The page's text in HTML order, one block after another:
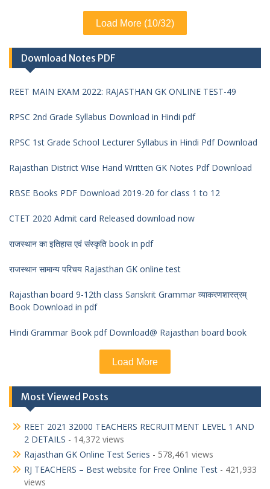
Load More (10/32)
Download Notes PDF
REET MAIN EXAM 2022: RAJASTHAN GK ONLINE TEST-49
RPSC 2nd Grade Syllabus Download in Hindi pdf
RPSC 1st Grade School Lecturer Syllabus in Hindi Pdf Download
Rajasthan District Wise Hand Written GK Notes Pdf Download
RBSE Books PDF Download 2019-20 for class 1 to 12
CTET 2020 Admit card Released download now
राजस्थान का इतिहास एवं संस्कृति book in pdf
राजस्थान सामान्य परिचय Rajasthan GK online test
Rajasthan board 9-12th class Sanskrit Grammar व्याकरणशास्त्रम्
Book Download in pdf
Hindi Grammar Book pdf Download@ Rajasthan board book
Load More
Most Viewed Posts
REET 2021 32000 TEACHERS RECRUITMENT LEVEL 1 AND
2 DETAILS - 14,372 views
Rajasthan GK Online Test Series - 578,461 views
RJ TEACHERS – Best website for Free Online Test - 421,933
views